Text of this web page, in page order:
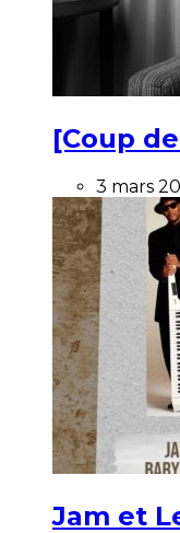
[Coup
3 mars
Jam et